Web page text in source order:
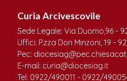
Curia Arcivescovile
Sede Legale: Via Duomo,96 -
Uffici: P.zza Don Minzoni, 19 -
Pec:
E-mail: curia@diocesiag.it
Tel: 0922/490011 - 0922/